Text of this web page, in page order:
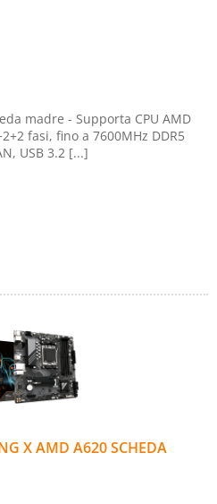
madre - Supporta CPU AMD
fasi, fino a 7600MHz DDR5
USB 3.2 [...]
X AMD A620 SCHEDA